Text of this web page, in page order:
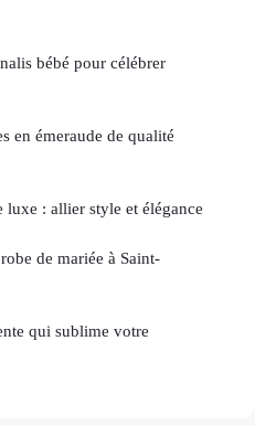
bébé pour célébrer
en émeraude de qualité
luxe : allier style et élégance
de mariée à Saint-
qui sublime votre